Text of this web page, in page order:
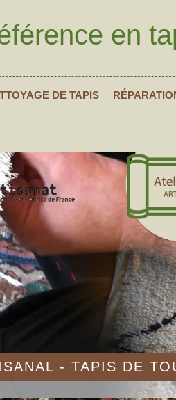
en
DE TAPIS
- TAPIS DE